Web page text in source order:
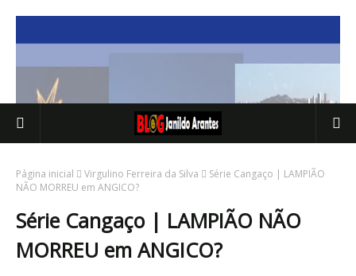
Página inicial Virgulino Ferreira da Silva
Série Cangaço | LAMPIÃO
NÃO MORREU em ANGICO?
Série Cangaço | LAMPIÃO NÃO
MORREU em ANGICO?